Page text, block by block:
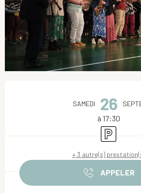
SAMEDI 26
à 17:30
Parking
+ 3 autre(s)
APPELER